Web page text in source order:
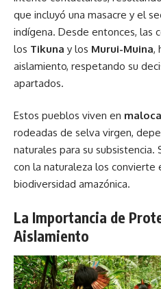
que incluyó una masacre y el
indígena. Desde entonces, las
los Tikuna y los Murui-Muina,
aislamiento, respetando su
apartados.
Estos pueblos viven en
rodeadas de selva virgen,
naturales para su subsistencia.
con la naturaleza los convierte
biodiversidad amazónica.
La Importancia de
Aislamiento